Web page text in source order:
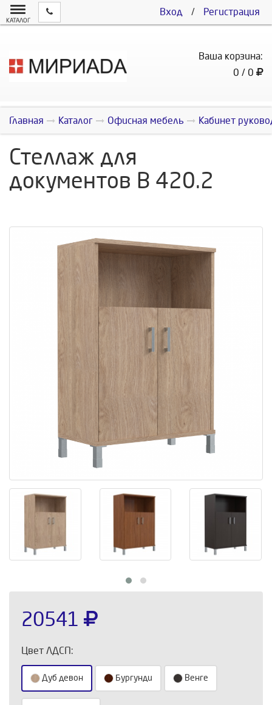
Вход / Регистрация
КАТАЛОГ
Ваша корзина:
0 / 0
Главная Каталог Офисная мебель Кабинет
Стеллаж для
документов В 420.2
20541
Цвет ЛДСП:
Дуб девон Бургунди Венге